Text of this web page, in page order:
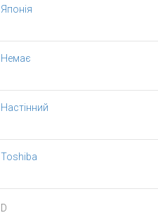
Японія
Немає
Настінний
Toshiba
D